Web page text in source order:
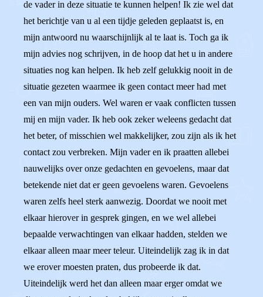
de vader in deze situatie te kunnen helpen! Ik zie wel dat
het berichtje van u al een tijdje geleden geplaatst is, en
mijn antwoord nu waarschijnlijk al te laat is. Toch ga ik
mijn advies nog schrijven, in de hoop dat het u in andere
situaties nog kan helpen. Ik heb zelf gelukkig nooit in de
situatie gezeten waarmee ik geen contact meer had met
een van mijn ouders. Wel waren er vaak conflicten tussen
mij en mijn vader. Ik heb ook zeker weleens gedacht dat
het beter, of misschien wel makkelijker, zou zijn als ik het
contact zou verbreken. Mijn vader en ik praatten allebei
nauwelijks over onze gedachten en gevoelens, maar dat
betekende niet dat er geen gevoelens waren. Gevoelens
waren zelfs heel sterk aanwezig. Doordat we nooit met
elkaar hierover in gesprek gingen, en we wel allebei
bepaalde verwachtingen van elkaar hadden, stelden we
elkaar alleen maar meer teleur. Uiteindelijk zag ik in dat
we erover moesten praten, dus probeerde ik dat.
Uiteindelijk werd het dan alleen maar erger omdat we